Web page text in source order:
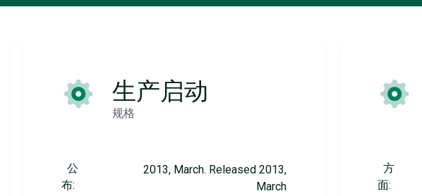
生产启动
规格
公
布:
2013, March. Released 2013,
March
方
面: